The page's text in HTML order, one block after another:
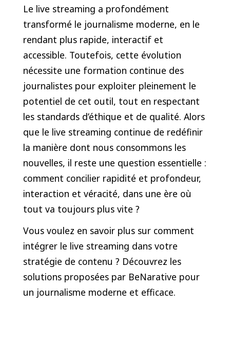
Le live streaming a profondément
transformé le journalisme moderne, en le
rendant plus rapide, interactif et
accessible. Toutefois, cette évolution
nécessite une formation continue des
journalistes pour exploiter pleinement le
potentiel de cet outil, tout en respectant
les standards d’éthique et de qualité. Alors
que le live streaming continue de redéfinir
la manière dont nous consommons les
nouvelles, il reste une question essentielle :
comment concilier rapidité et profondeur,
interaction et véracité, dans une ère où
tout va toujours plus vite ?
Vous voulez en savoir plus sur comment
intégrer le live streaming dans votre
stratégie de contenu ? Découvrez les
solutions proposées par BeNarative pour
un journalisme moderne et efficace.